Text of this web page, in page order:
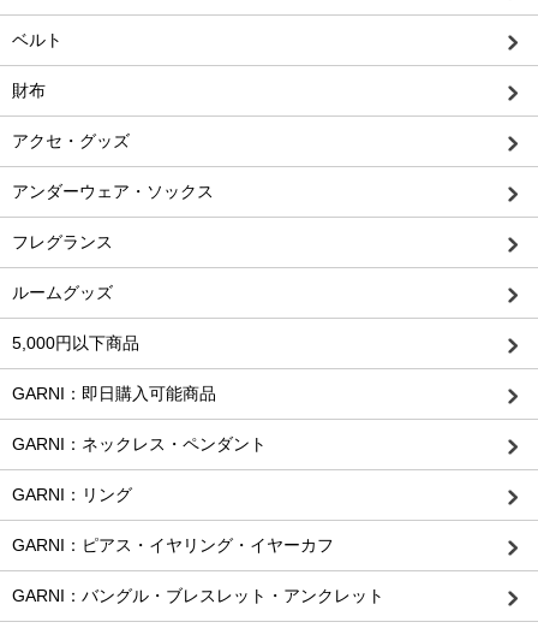
ベルト
財布
アクセ・グッズ
アンダーウェア・ソックス
フレグランス
ルームグッズ
5,000円以下商品
GARNI：即日購入可能商品
GARNI：ネックレス・ペンダント
GARNI：リング
GARNI：ピアス・イヤリング・イヤーカフ
GARNI：バングル・ブレスレット・アンクレット